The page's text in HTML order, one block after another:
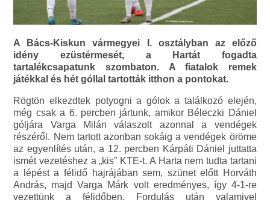
A Bács-Kiskun vármegyei I. osztályban az előző
idény ezüstérmesét, a Hartát fogadta
tartalékcsapatunk szombaton. A fiatalok remek
játékkal és hét góllal tartották itthon a pontokat.
Rögtön elkezdtek potyogni a gólok a találkozó elején,
még csak a 6. percben jártunk, amikor Béleczki Dániel
góljára Varga Milán válaszolt azonnal a vendégek
részéről. Nem tartott azonban sokáig a vendégek öröme
az egyenlítés után, a 12. percben Kárpáti Dániel juttatta
ismét vezetéshez a „kis” KTE-t. A Harta nem tudta tartani
a lépést a félidő hajrájában sem, szünet előtt Horváth
András, majd Varga Márk volt eredményes, így 4-1-re
vezettünk a félidőben. Fordulás után valamivel